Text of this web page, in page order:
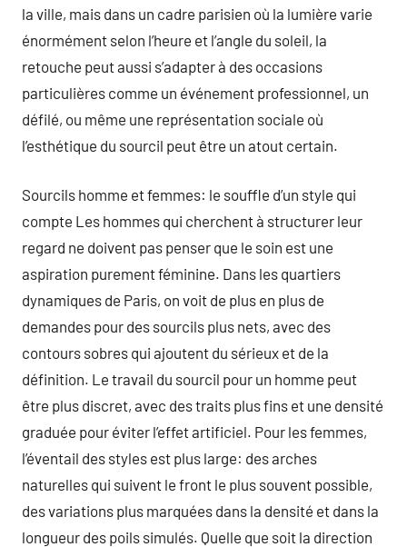
la ville, mais dans un cadre parisien où la lumière varie
énormément selon l’heure et l’angle du soleil, la
retouche peut aussi s’adapter à des occasions
particulières comme un événement professionnel, un
défilé, ou même une représentation sociale où
l’esthétique du sourcil peut être un atout certain.
Sourcils homme et femmes: le souffle d’un style qui
compte Les hommes qui cherchent à structurer leur
regard ne doivent pas penser que le soin est une
aspiration purement féminine. Dans les quartiers
dynamiques de Paris, on voit de plus en plus de
demandes pour des sourcils plus nets, avec des
contours sobres qui ajoutent du sérieux et de la
définition. Le travail du sourcil pour un homme peut
être plus discret, avec des traits plus fins et une densité
graduée pour éviter l’effet artificiel. Pour les femmes,
l’éventail des styles est plus large: des arches
naturelles qui suivent le front le plus souvent possible,
des variations plus marquées dans la densité et dans la
longueur des poils simulés. Quelle que soit la direction